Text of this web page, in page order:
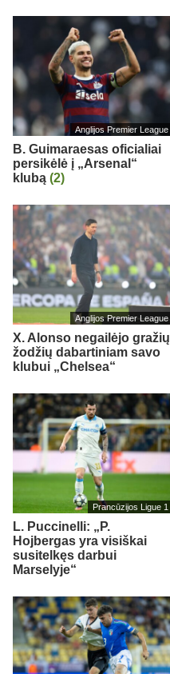
Anglijos Premier League
B. Guimaraesas oficialiai
persikėlė į „Arsenal“
klubą (2)
Anglijos Premier League
X. Alonso negailėjo gražių
žodžių dabartiniam savo
klubui „Chelsea“
Prancūzijos Ligue 1
L. Puccinelli: „P.
Hojbergas yra visiškai
susitelkęs darbui
Marselyje“